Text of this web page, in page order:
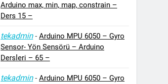
Arduino max, min, map, constrain –
Ders 15 –
tekadmin- Arduino MPU 6050 – Gyro
Sensor- Yön Sensörü – Arduino
Dersleri – 65 –
tekadmin- Arduino MPU 6050 – Gyro